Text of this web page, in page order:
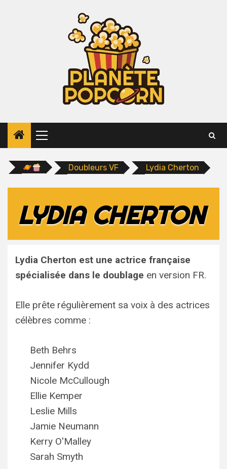
Primary
Menu
Doubleurs VF Lydia Cherton
LYDIA CHERTON
Lydia Cherton est une actrice française
spécialisée dans le doublage en version FR.
Elle prête régulièrement sa voix à des actrices
célèbres comme :
Beth Behrs
Jennifer Kydd
Nicole McCullough
Ellie Kemper
Leslie Mills
Jamie Neumann
Kerry O'Malley
Sarah Smyth